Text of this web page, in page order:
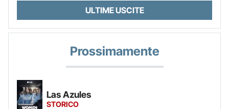
ULTIME USCITE
Prossimamente
Las Azules
STORICO